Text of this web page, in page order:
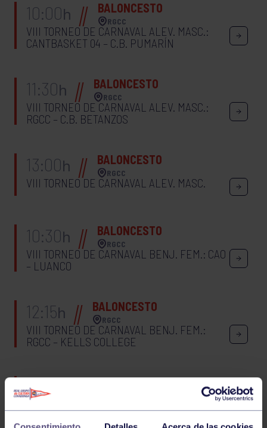
10:00h BALONCESTO
RGCC
VIII TORNEO DE CARNAVAL ALEV. MASC.:
CANTBASKET 04 – C.B. PUMARÍN
11:30h BALONCESTO
RGCC
VIII TORNEO DE CARNAVAL ALEV. MASC.:
RGCC – C.B. BETANZOS
13:00h BALONCESTO
RGCC
VIII TORNEO DE CARNAVAL ALEV. MASC.
10:30h BALONCESTO
RGCC
VIII TORNEO DE CARNAVAL BENJ. FEM.: CAO
– LUANCO
12:15h BALONCESTO
RGCC
VIII TORNEO DE CARNAVAL BENJ. FEM.:
RGCC – KELLS COLLEGE
13:30 BALONCESTO